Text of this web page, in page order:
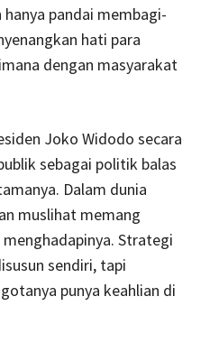
hanya pandai membagi-
hati para
dengan masyarakat
Joko Widodo secara
sebagai politik balas
Dalam dunia
muslihat memang
Strategi
sendiri, tapi
punya keahlian di